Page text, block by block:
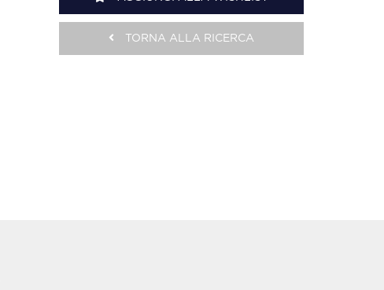
TORNA ALLA RICERCA